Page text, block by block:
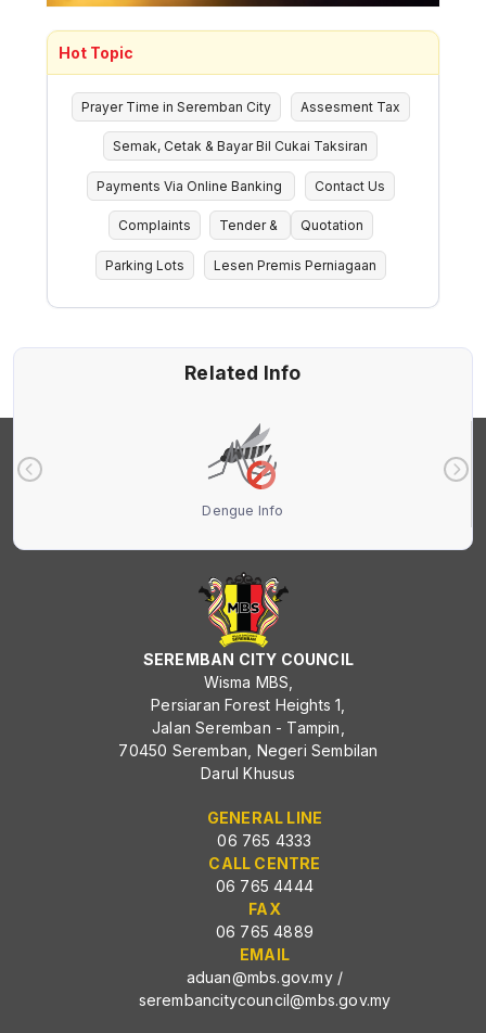
Hot Topic
Prayer Time in Seremban City Assesment Tax
Semak, Cetak & Bayar Bil Cukai Taksiran
Payments Via Online Banking Contact Us
Complaints Tender & Quotation
Parking Lots Lesen Premis Perniagaan
Related Info
Dengue Info
SEREMBAN CITY COUNCIL
Wisma MBS,
Persiaran Forest Heights 1,
Jalan Seremban - Tampin,
70450 Seremban, Negeri Sembilan
Darul Khusus
GENERAL LINE
06 765 4333
CALL CENTRE
06 765 4444
FAX
06 765 4889
EMAIL
aduan@mbs.gov.my/
serembancitycouncil@mbs.gov.my